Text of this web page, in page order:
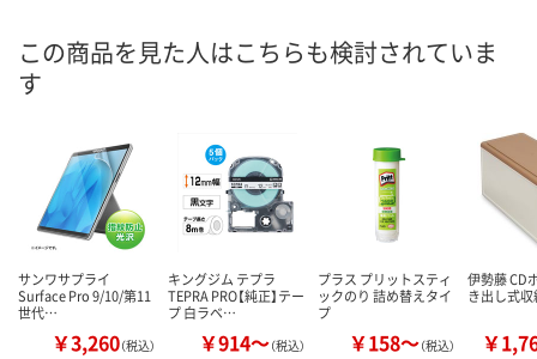
この商品を見た人はこちらも検討されていま
す
サンワサプライ
Surface Pro 9/10/第11
世代…
￥3,260（税込）
キングジム テプラ
TEPRA PRO【純正】テー
プ 白ラベ…
￥914～（税込）
プラス プリットスティ
ックのり 詰め替えタイ
プ
￥158～（税込）
伊勢藤 CD
き出し式収
￥